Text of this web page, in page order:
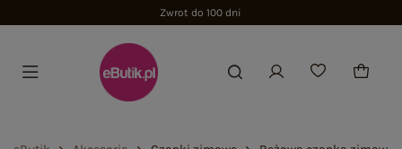
Zwrot do 100 dni